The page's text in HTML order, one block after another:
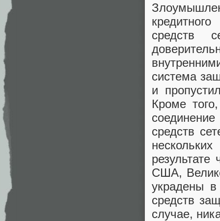
средств
система
и
Кроме
средств
США,
украдены в
средств
случае,